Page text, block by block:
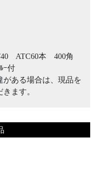
ATC60本 400角
ｰ付
がある場合は、現品を
ます。